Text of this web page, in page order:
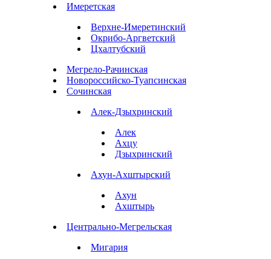
Имеретская
Верхне-Имеретинский
Окрибо-Аргветский
Цхалтубский
Мегрело-Рачинская
Новороссийско-Туапсинская
Сочинская
Алек-Дзыхринский
Алек
Ахцу
Дзыхринский
Ахун-Ахштырский
Ахун
Ахштырь
Центрально-Мегрельская
Мигария